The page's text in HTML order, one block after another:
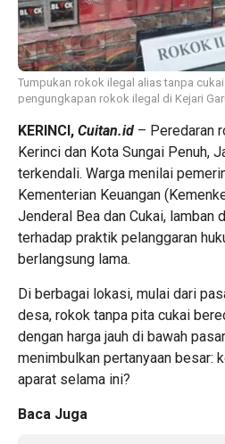
Tumpukan rokok ilegal alias tanpa
pengungkapan rokok ilegal di Kejari
KERINCI, Cuitan.id – Peredaran
Kerinci dan Kota Sungai Penuh,
terkendali. Warga menilai
Kementerian Keuangan
Jenderal Bea dan Cukai, lamban
terhadap praktik pelanggaran
berlangsung lama.
Di berbagai lokasi, mulai dari
desa, rokok tanpa pita cukai
dengan harga jauh di bawah
menimbulkan pertanyaan besar:
aparat selama ini?
Baca Juga